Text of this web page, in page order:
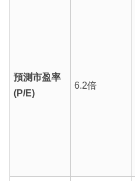
預測市盈率
(P/E)
6.2倍